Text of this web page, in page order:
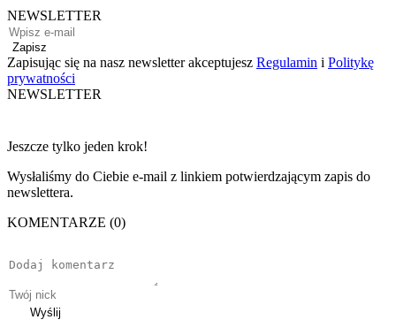
NEWSLETTER
Zapisz
Zapisując się na nasz newsletter akceptujesz Regulamin i Politykę
prywatności
NEWSLETTER
Jeszcze tylko jeden krok!
Wysłaliśmy do Ciebie e-mail z linkiem potwierdzającym zapis do
newslettera.
KOMENTARZE (0)
Wyślij